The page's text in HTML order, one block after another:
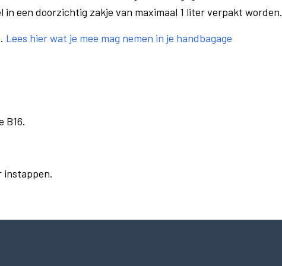
een doorzichtig zakje van maximaal 1 liter verpakt worden.
Lees hier wat je mee mag nemen in je handbagage
B16.
instappen.